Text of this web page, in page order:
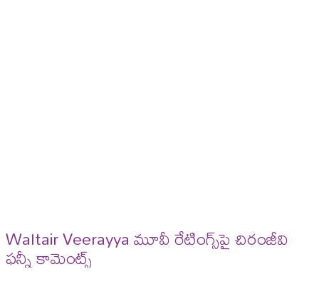
Waltair Veerayya మూవీ రేటింగ్స్‌పై చిరంజీవి
ఫన్నీ కామెంట్స్